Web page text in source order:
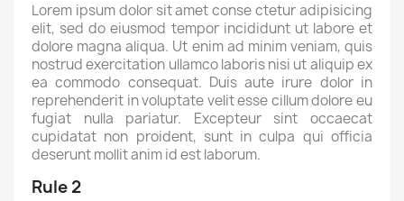
Lorem ipsum dolor sit amet conse ctetur adipisicing
elit, sed do eiusmod tempor incididunt ut labore et
dolore magna aliqua. Ut enim ad minim veniam, quis
nostrud exercitation ullamco laboris nisi ut aliquip ex
ea commodo consequat. Duis aute irure dolor in
reprehenderit in voluptate velit esse cillum dolore eu
fugiat nulla pariatur. Excepteur sint occaecat
cupidatat non proident, sunt in culpa qui officia
deserunt mollit anim id est laborum.
Rule 2